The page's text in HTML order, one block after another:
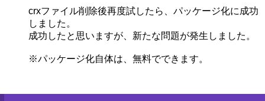
crxファイル削除後再度試したら、パッケージ化に成功
しました。
成功したと思いますが、新たな問題が発生しました。
※パッケージ化自体は、無料でできます。